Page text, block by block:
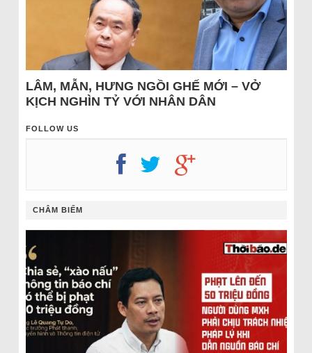
LÂM, MẪN, HƯNG NGỒI GHẾ MỚI – VỞ
KỊCH NGHÌN TỶ VỚI NHÂN DÂN
FOLLOW US
CHÂM BIẾM